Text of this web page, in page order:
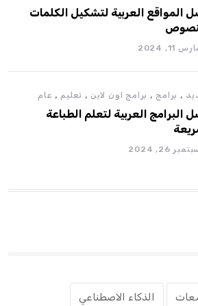
المواقع العربية لتشكيل الكلمات
11, 2024
, برامج, برامج اون لاين, تعليم, عام
البرامج العربية لتعلم الطباعة
26, 2024
الذكاء الاصطناعي